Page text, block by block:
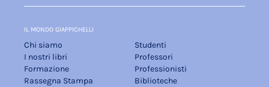
IL MONDO GIAPPICHELLI
Chi siamo
I nostri libri
Formazione
Rassegna Stampa
Studenti
Professori
Professionisti
Biblioteche